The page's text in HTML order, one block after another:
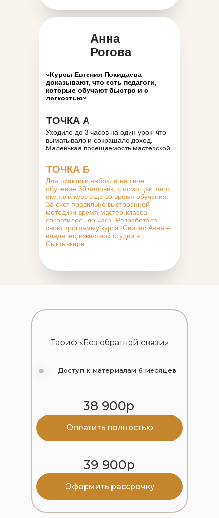
Анна
Рогова
«Курсы Евгения Покидаева
доказывают, что есть педагоги,
которые обучают быстро и с
легкостью»
ТОЧКА А
Уходило до 3 часов на один урок, что
выматывало и сокращало доход.
Маленькая посещаемость мастерской
ТОЧКА Б
Для практики набрала на свое
обучение 30 человек, с помощью чего
окупила курс еще во время обучения.
За счет правильно выстроенной
методики время мастер-класса
сократилось до часа. Разработала
свою программу курса. Сейчас Анна –
владелец известной студии в
Сыктывкаре
Доступ к материалам 6 месяцев
Тариф «Без обратной связи»
38 900р
Оплатить полностью
39 900р
Оформить рассрочку